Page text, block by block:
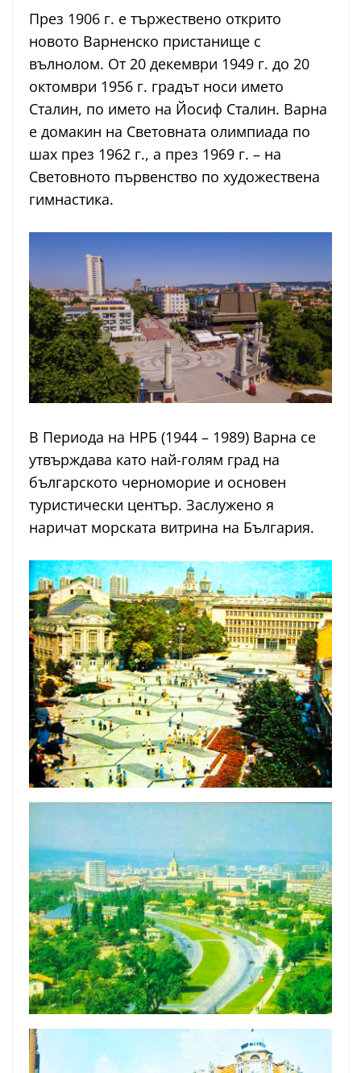
През 1906 г. е тържествено открито
новото Варненско пристанище с
вълнолом. От 20 декември 1949 г. до 20
октомври 1956 г. градът носи името
Сталин, по името на Йосиф Сталин. Варна
е домакин на Световната олимпиада по
шах през 1962 г., а през 1969 г. – на
Световното първенство по художествена
гимнастика.
В Периода на НРБ (1944 – 1989) Варна се
утвърждава като най-голям град на
българското черноморие и основен
туристически център. Заслужено я
наричат морската витрина на България.